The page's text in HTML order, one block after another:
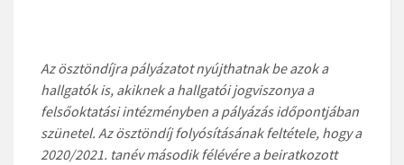
Az ösztöndíjra pályázatot nyújthatnak be azok a
hallgatók is, akiknek a hallgatói jogviszonya a
felsőoktatási intézményben a pályázás időpontjában
szünetel. Az ösztöndíj folyósításának feltétele, hogy a
2020/2021. tanév második félévére a beiratkozott